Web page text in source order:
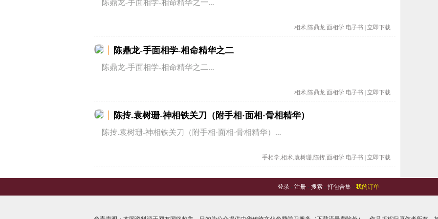
陈鼎龙-手面相学-相命精华之一...
相术 陈鼎龙 面相学 电子书 | 立即下载
陈鼎龙-手面相学-相命精华之二
陈鼎龙-手面相学-相命精华之二...
相术 陈鼎龙 面相学 电子书 | 立即下载
陈抟.袁树珊-神相铁关刀（附手相·面相·骨相精华）
陈抟.袁树珊-神相铁关刀（附手相·面相·骨相精华）...
手相学 相术 袁树珊 陈抟 面相学 电子书 | 立即下载
登录 - 注册 - 搜索 - 打包合集 - 我的订单